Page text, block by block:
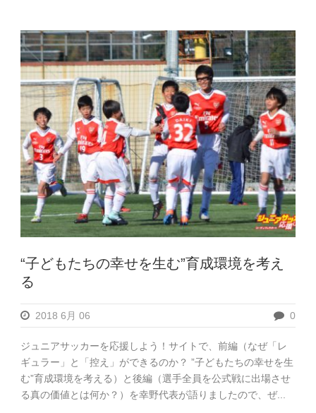
“子どもたちの幸せを生む”育成環境を考え
る
2018 6月 06 0
ジュニアサッカーを応援しよう！サイトで、前編（なぜ「レ
ギュラー」と「控え」ができるのか？ ”子どもたちの幸せを生
む”育成環境を考える）と後編（選手全員を公式戦に出場させ
る真の価値とは何か？）を幸野代表が語りましたので、ぜ...